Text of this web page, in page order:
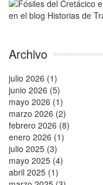
Archivo
julio 2026 (1)
junio 2026 (5)
mayo 2026 (1)
marzo 2026 (2)
febrero 2026 (8)
enero 2026 (1)
julio 2025 (3)
mayo 2025 (4)
abril 2025 (1)